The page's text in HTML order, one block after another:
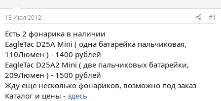
т
е
м
ы
а
л
13 Июл 2012 #1
Есть 2 фонарика в наличии
EagleTac D25A Mini ( одна батарейка пальчиковая,
110Люмен ) - 1400 рублей
EagleTac D25A2 Mini ( две пальчиковых батарейки,
209Люмен ) - 1500 рублей
Жду ещё несколько фонариков, возможно под заказ
Каталог и цены - здесь